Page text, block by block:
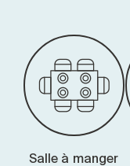
Salle à manger